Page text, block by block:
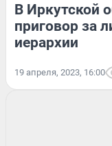
В Иркутской
приговор за
иерархии
19 апреля, 2023, 16:00